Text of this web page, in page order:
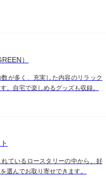
）
が多く、充実した内容のリラック
。自宅で楽しめるグッズも収録。
ているロースタリーの中から、好
選んでお取り寄せできます。